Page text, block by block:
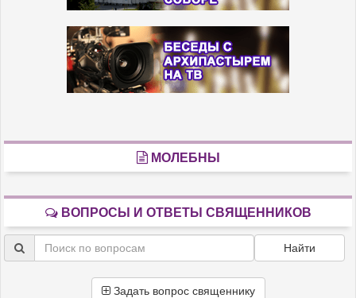
МОЛЕБНЫ
ВОПРОСЫ И ОТВЕТЫ СВЯЩЕННИКОВ
Найти
Задать вопрос священнику